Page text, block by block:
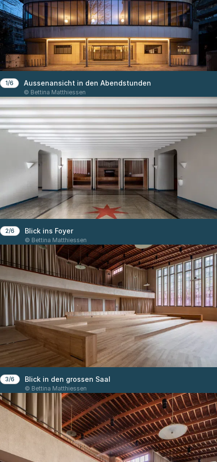
1/6 Aussenansicht in den Abendstunden
© Bettina Matthiessen
2/6 Blick ins Foyer
© Bettina Matthiessen
3/6 Blick in den grossen Saal
© Bettina Matthiessen